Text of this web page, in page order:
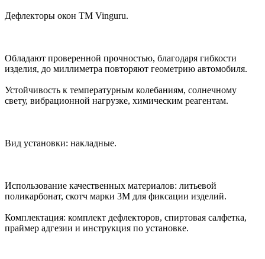
Дефлекторы окон ТМ Vinguru.
Обладают проверенной прочностью, благодаря гибкости
изделия, до миллиметра повторяют геометрию автомобиля.
Устойчивость к температурным колебаниям, солнечному
свету, вибрационной нагрузке, химическим реагентам.
Вид установки: накладные.
Использование качественных материалов: литьевой
поликарбонат, скотч марки 3М для фиксации изделий.
Комплектация: комплект дефлекторов, спиртовая салфетка,
праймер адгезии и инструкция по установке.